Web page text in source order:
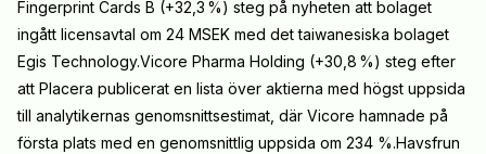
Fingerprint Cards B (+32,3 %) steg på nyheten att bolaget
ingått licensavtal om 24 MSEK med det taiwanesiska bolaget
Egis Technology.Vicore Pharma Holding (+30,8 %) steg efter
att Placera publicerat en lista över aktierna med högst uppsida
till analytikernas genomsnittsestimat, där Vicore hamnade på
första plats med en genomsnittlig uppsida om 234 %.Havsfrun